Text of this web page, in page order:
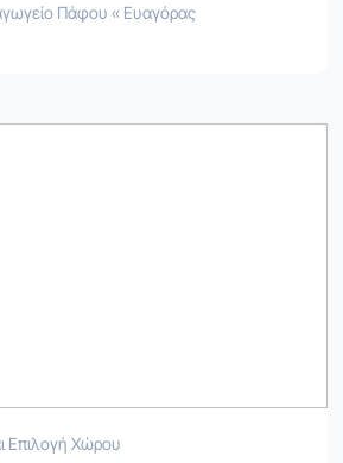
Πάφου « Ευαγόρας
Επιλογή Χώρου